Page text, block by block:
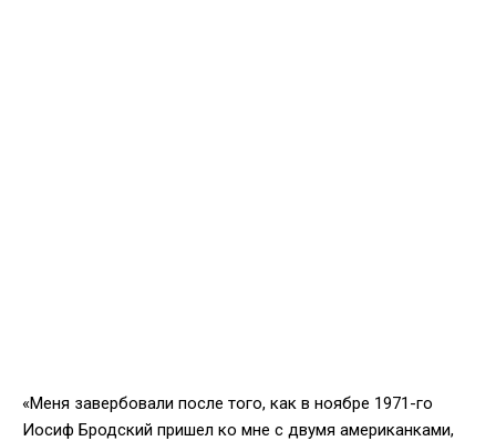
«Меня завербовали после того, как в ноябре 1971-го
Иосиф Бродский пришел ко мне с двумя американками,